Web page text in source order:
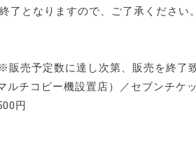
了となりますので、ご了承ください。
売予定数に達し次第、販売を終了
ルチコピー機設置店）／セブンチケ
円